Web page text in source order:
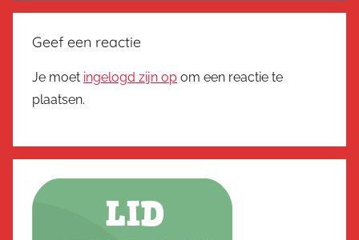
Geef een reactie
Je moet ingelogd zijn op om een reactie te
plaatsen.